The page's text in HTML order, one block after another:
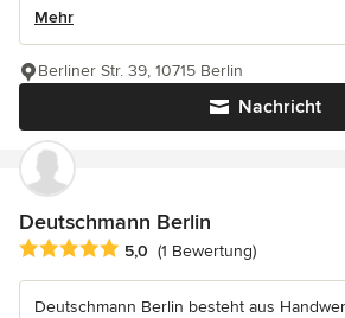
Mehr
Nachricht
Berliner Str. 39, 10715 Berlin
Deutschmann Berlin
Durchschnittliche Bewertung: 5 von 5
5,0 (1 Bewertung)
Deutschmann Berlin besteht aus